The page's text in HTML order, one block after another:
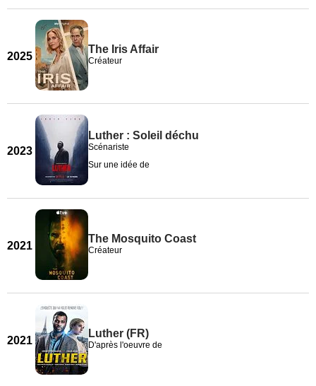
2025
The Iris Affair
Créateur
2023
Luther : Soleil déchu
Scénariste
Sur une idée de
2021
The Mosquito Coast
Créateur
2021
Luther (FR)
D'après l'oeuvre de